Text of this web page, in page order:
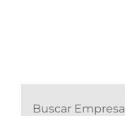
Buscar Empresa